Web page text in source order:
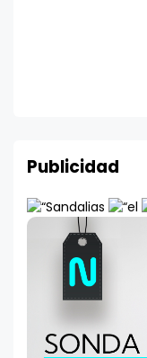
Publicidad